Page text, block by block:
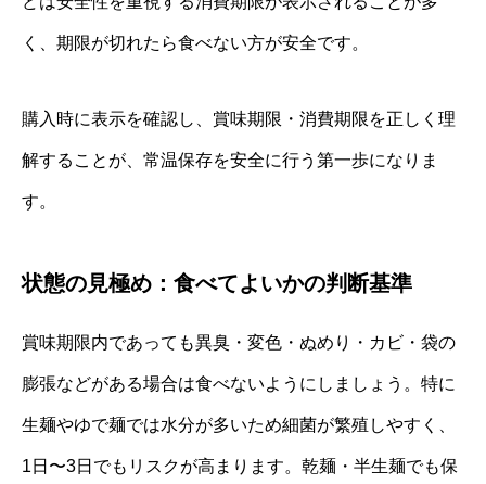
く、期限が切れたら食べない方が安全です。
購入時に表示を確認し、賞味期限・消費期限を正しく理
解することが、常温保存を安全に行う第一歩になりま
す。
状態の見極め：食べてよいかの判断基準
賞味期限内であっても異臭・変色・ぬめり・カビ・袋の
膨張などがある場合は食べないようにしましょう。特に
生麺やゆで麺では水分が多いため細菌が繁殖しやすく、
1日〜3日でもリスクが高まります。乾麺・半生麺でも保